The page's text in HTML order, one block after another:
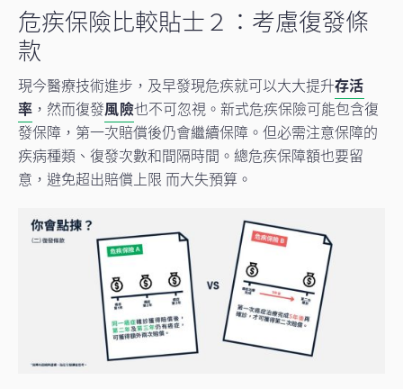
危疾保險比較貼士２：考慮復發條
款
現今醫療技術進步，及早發現危疾就可以大大提升存活
率 ，然而復發風險也不可忽視。新式危疾保險可能包含復
發保障，第一次賠償後仍會繼續保障。但必需注意保障的
疾病種類、復發次數和間隔時間。總危疾保障額也要留
意，避免超出賠償上限 而大失預算。